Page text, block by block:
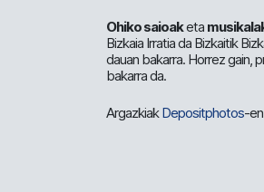
Ohiko saioaketa
Bizkaia Irratia da Bizkaitik
dauan bakarra. Horrez gain,
bakarra da.
ArgazkiakDepositphotos-